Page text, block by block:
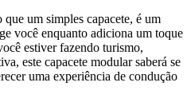
um simples capacete, é um
você enquanto adiciona um toque
estiver fazendo turismo,
este capacete modular saberá se
uma experiência de condução